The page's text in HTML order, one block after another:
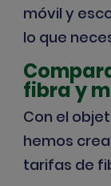
móvil y
lo que
fibra y
Con el
hemos
tarifas de